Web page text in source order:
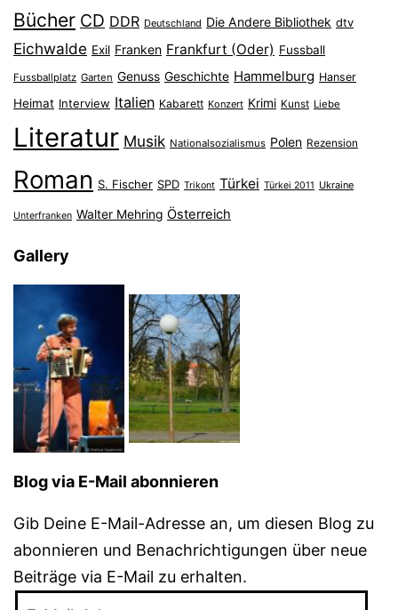
Bücher CD DDR Deutschland Die Andere Bibliothek dtv
Eichwalde Exil Franken Frankfurt (Oder) Fussball
Fussballplatz Garten Genuss Geschichte Hammelburg Hanser
Heimat Interview Italien Kabarett Konzert Krimi Kunst Liebe
Literatur Musik Nationalsozialismus Polen Rezension
Roman S. Fischer SPD Trikont Türkei Türkei 2011 Ukraine
Unterfranken Walter Mehring Österreich
Gallery
Blog via E-Mail abonnieren
Gib Deine E-Mail-Adresse an, um diesen Blog zu
abonnieren und Benachrichtigungen über neue
Beiträge via E-Mail zu erhalten.